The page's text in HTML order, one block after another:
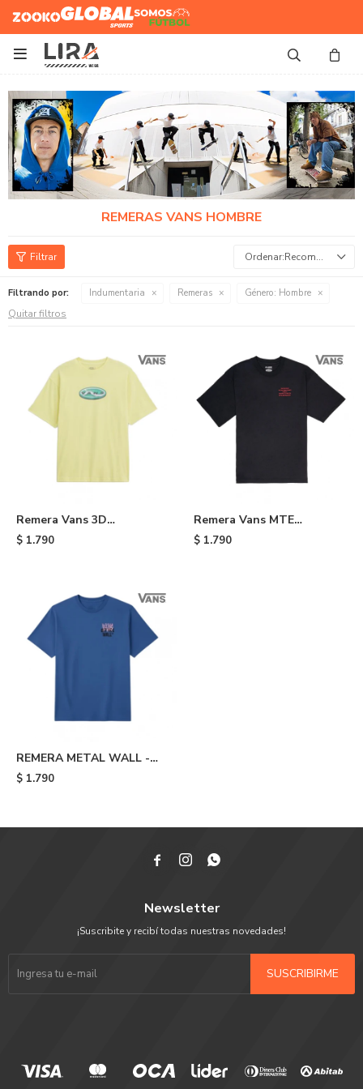
Zooko Global Sports
Somos
Futbol

REMERAS VANS HOMBRE
Recomendados
Filtrando por: Indumentaria Remeras Género: Hombre
Quitar filtros
Remera Vans 3D
RETROVAL - Yellow
$ 1.790
Remera Vans MTE
Internacional - Black
$ 1.790
REMERA METAL WALL -
Navy
$ 1.790
  
Newsletter
¡Suscribite y recibí todas nuestras novedades!
SUSCRIBIRME